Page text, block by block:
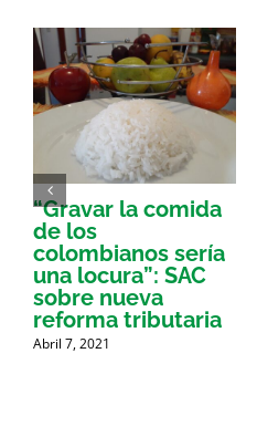
“Gravar la comida
de los
colombianos sería
una locura”: SAC
sobre nueva
reforma tributaria
Abril 7, 2021